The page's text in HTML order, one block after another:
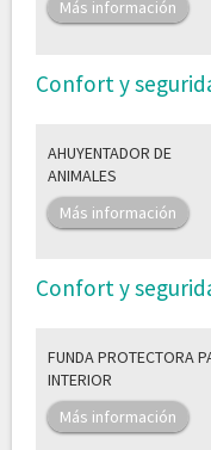
Más información
Confort y
AHUYENTADOR DE
ANIMALES
Más información
Confort y
FUNDA PROTECTORA
INTERIOR
Más información